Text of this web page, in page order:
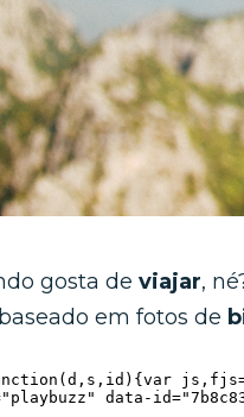
gosta de viajar,
baseado em fotos de
data-